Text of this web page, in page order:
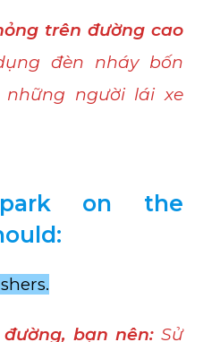
trên đường cao
đèn nháy bốn
người lái xe
on the
bạn nên:Sử